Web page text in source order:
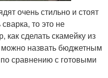
очень стильно и стоят
то это не
сделать скамейку из
назвать бюджетным
сравнению с готовыми